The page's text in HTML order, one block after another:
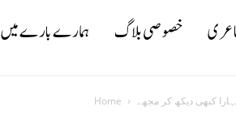
ہمارے بارے میں خصوصی بلاگ
Home کبھی دیکھ کر مجھے